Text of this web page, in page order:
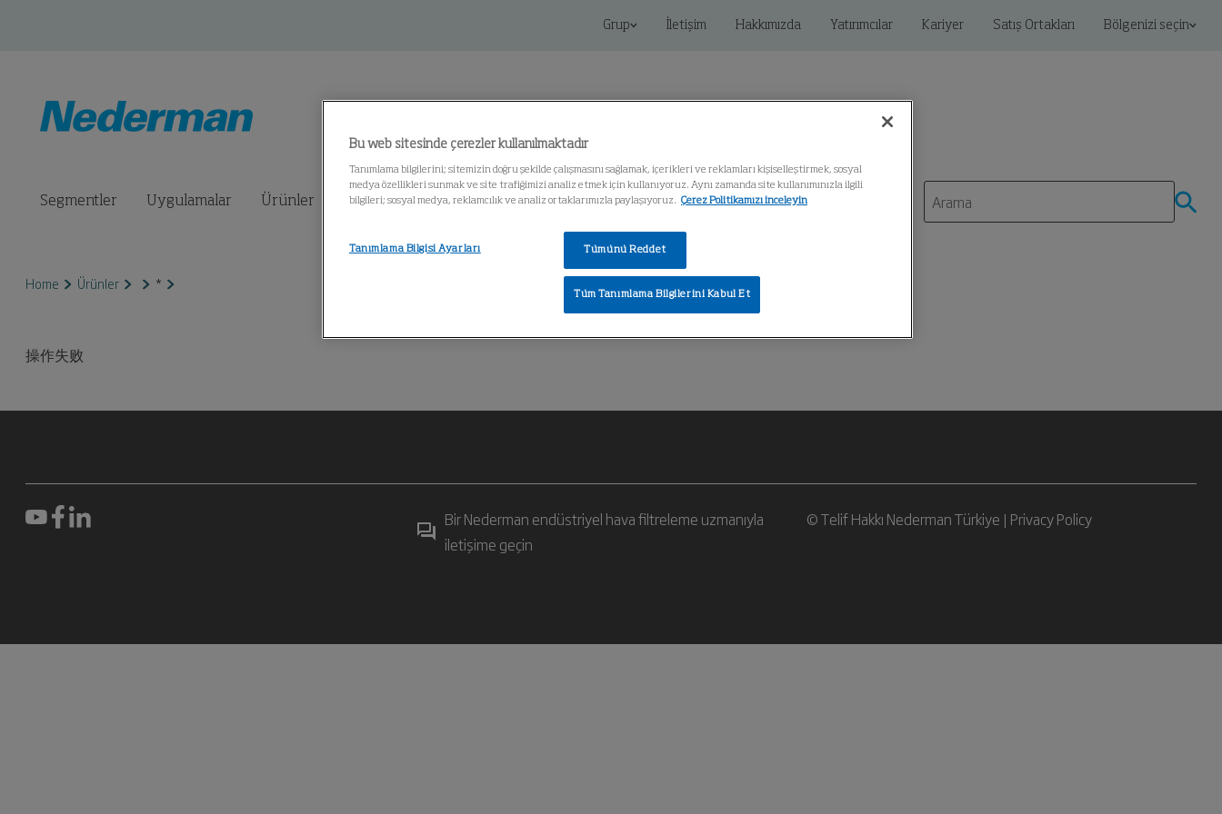
Grup İletişim Hakkımızda Yatırımcılar Kariyer Satış Ortakları Bölgenizi seçin
Segmentler Uygulamalar Ürünler Servis Bilgi Merkezi
Home Ürünler *
操作失败
Bir Nederman endüstriyel hava filtreleme uzmanıyla
iletişime geçin
© Telif Hakkı Nederman Türkiye | Privacy Policy
Bu web sitesinde çerezler kullanılmaktadır
Tanımlama bilgilerini; sitemizin doğru şekilde çalışmasını sağlamak, içerikleri ve reklamları kişiselleştirmek, sosyal
medya özellikleri sunmak ve site trafiğimizi analiz etmek için kullanıyoruz. Aynı zamanda site kullanımınızla ilgili
bilgileri; sosyal medya, reklamcılık ve analiz ortaklarımızla paylaşıyoruz. Çerez Politikamızı inceleyin
Tümünü Reddet
Tüm Tanımlama Bilgilerini Kabul Et
Tanımlama Bilgisi Ayarları